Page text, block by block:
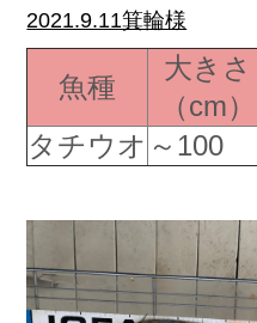
ボート免許
長年の実績と信頼！
店舗情報
お問い合わせ
採用情報
2021.9.11箕輪様
魚種
大きさ
（cm）
タチウオ ～100